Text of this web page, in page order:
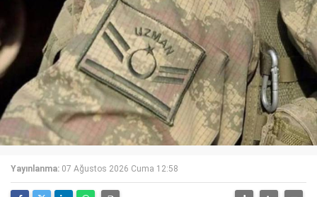
Yayınlanma: 07 Ağustos 2026 Cuma 12:58